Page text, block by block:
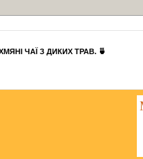
ЧАЇ З ДИКИХ ТРАВ. 🍵